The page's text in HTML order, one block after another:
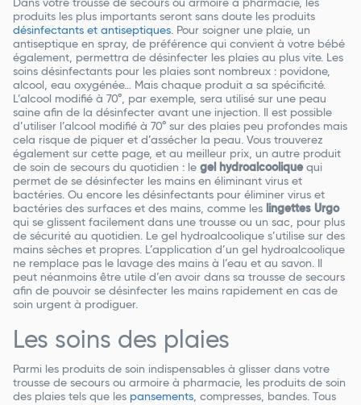
Dans votre trousse de secours ou armoire à pharmacie, les
produits les plus importants seront sans doute les produits
désinfectants et antiseptiques. Pour soigner une plaie, un
antiseptique en spray, de préférence qui convient à votre bébé
également, permettra de désinfecter les plaies au plus vite. Les
soins désinfectants pour les plaies sont nombreux : povidone,
alcool, eau oxygénée… Mais chaque produit a sa spécificité.
L’alcool modifié à 70°, par exemple, sera utilisé sur une peau
saine afin de la désinfecter avant une injection. Il est possible
d’utiliser l’alcool modifié à 70° sur des plaies peu profondes mais
cela risque de piquer et d’assécher la peau. Vous trouverez
également sur cette page, et au meilleur prix, un autre produit
de soin de secours du quotidien : le gel hydroalcooliquequi
permet de se désinfecter les mains en éliminant virus et
bactéries. Ou encore les désinfectants pour éliminer virus et
bactéries des surfaces et des mains, comme les lingettes Urgo
qui se glissent facilement dans une trousse ou un sac, pour plus
de sécurité au quotidien. Le gel hydroalcoolique s’utilise sur des
mains sèches et propres. L’application d’un gel hydroalcoolique
ne remplace pas le lavage des mains à l’eau et au savon. Il
peut néanmoins être utile d’en avoir dans sa trousse de secours
afin de pouvoir se désinfecter les mains rapidement en cas de
soin urgent à prodiguer.
Les soins des plaies
Parmi les produits de soin indispensables à glisser dans votre
trousse de secours ou armoire à pharmacie, les produits de soin
des plaies tels que les pansements, compresses, bandes. Tous